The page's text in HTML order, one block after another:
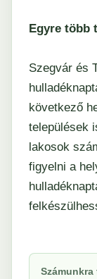
Egyre több
Szegvár és
következő
települések
lakosok
figyelni a